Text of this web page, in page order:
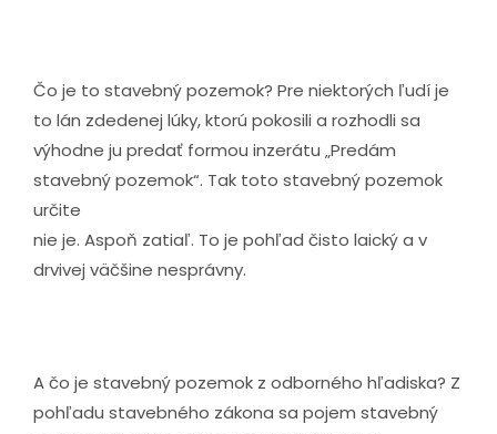
Čo je to stavebný pozemok? Pre niektorých ľudí je
to lán zdedenej lúky, ktorú pokosili a rozhodli sa
výhodne ju predať formou inzerátu „Predám
stavebný pozemok“. Tak toto stavebný pozemok
určite
nie je. Aspoň zatiaľ. To je pohľad čisto laický a v
drvivej väčšine nesprávny.
A čo je stavebný pozemok z odborného hľadiska? Z
pohľadu stavebného zákona sa pojem stavebný